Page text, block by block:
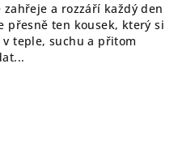
a rozzáří každý den
přesně ten kousek, který si
teple, suchu a přitom